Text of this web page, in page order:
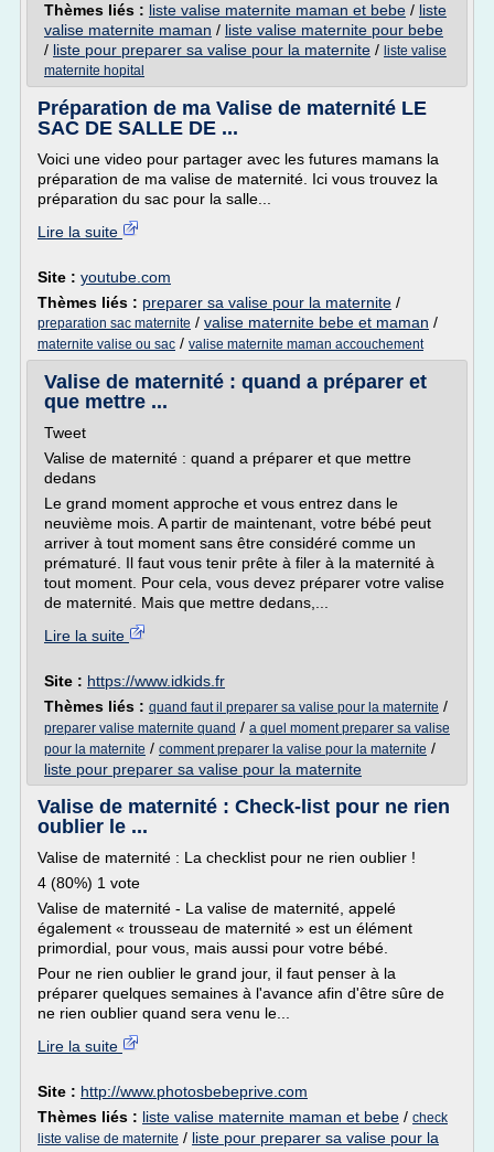
Thèmes liés : liste valise maternite maman et bebe / liste
valise maternite maman / liste valise maternite pour bebe
/ liste pour preparer sa valise pour la maternite / liste valise
maternite hopital
Préparation de ma Valise de maternité LE
SAC DE SALLE DE ...
Voici une video pour partager avec les futures mamans la
préparation de ma valise de maternité. Ici vous trouvez la
préparation du sac pour la salle...
Lire la suite
Site : youtube.com
Thèmes liés : preparer sa valise pour la maternite /
preparation sac maternite / valise maternite bebe et maman /
maternite valise ou sac / valise maternite maman accouchement
Valise de maternité : quand a préparer et
que mettre ...
Tweet
Valise de maternité : quand a préparer et que mettre
dedans
Le grand moment approche et vous entrez dans le
neuvième mois. A partir de maintenant, votre bébé peut
arriver à tout moment sans être considéré comme un
prématuré. Il faut vous tenir prête à filer à la maternité à
tout moment. Pour cela, vous devez préparer votre valise
de maternité. Mais que mettre dedans,...
Lire la suite
Site : https://www.idkids.fr
Thèmes liés : quand faut il preparer sa valise pour la maternite /
preparer valise maternite quand / a quel moment preparer sa valise
pour la maternite / comment preparer la valise pour la maternite /
liste pour preparer sa valise pour la maternite
Valise de maternité : Check-list pour ne rien
oublier le ...
Valise de maternité : La checklist pour ne rien oublier !
4 (80%) 1 vote
Valise de maternité - La valise de maternité, appelé
également « trousseau de maternité » est un élément
primordial, pour vous, mais aussi pour votre bébé.
Pour ne rien oublier le grand jour, il faut penser à la
préparer quelques semaines à l'avance afin d'être sûre de
ne rien oublier quand sera venu le...
Lire la suite
Site : http://www.photosbebeprive.com
Thèmes liés : liste valise maternite maman et bebe / check
liste valise de maternite / liste pour preparer sa valise pour la